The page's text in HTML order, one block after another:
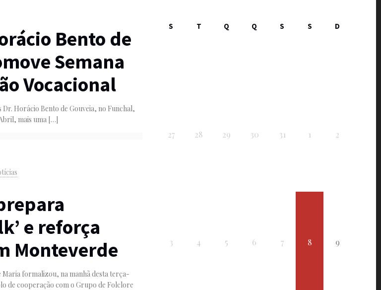
Bento de
Semana
Vocacional
Dr. Horácio Bento de Gouveia, no Funchal,
mais uma […]
e reforça
Monteverde
Maria formalizou, na manhã desta terça-
de cooperação com o Grupo de Folclore
S T Q Q S S D
27 28 29 30 31 1 2
3 4 5 6 7 8 9